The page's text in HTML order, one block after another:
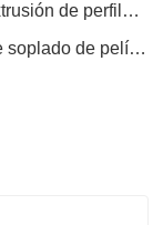
Anterior entrada anterior : Máquina de extrusión de perfiles UHMWPE
Siguiente entrada siguiente : Máquina de soplado de película de efecto invernadero